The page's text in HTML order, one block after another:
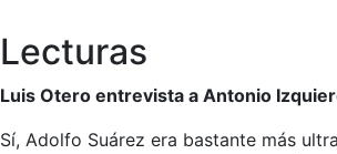
Lecturas
Luis Otero entrevista a Antonio
Sí, Adolfo Suárez era bastante más